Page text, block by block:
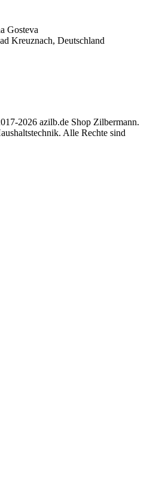
Gosteva
Kreuznach, Deutschland
2026 azilb.de Shop Zilbermann.
Alle Rechte sind